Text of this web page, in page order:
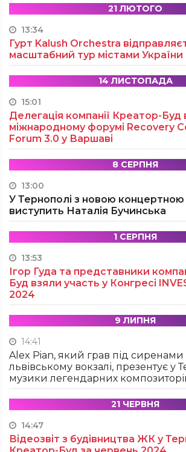
21 ЛЮТОГО
13:34
Гурт Kalush Orchestra
масштабний тур містами України
14 ЛИСТОПАДА
15:01
Делегація компанії Креатор-Буд
міжнародному форумі Recovery
Forum 3.0 у Варшаві
8 СЕРПНЯ
13:00
У Тернополі з новою
виступить Наталія Бучинська
1 СЕРПНЯ
13:53
Ігор Гуда та представники
Буд взяли участь у Конгресі
2024
9 ЛИПНЯ
14:41
Alex Pian, який грав під сиренами
львівському вокзалі, презентує у
музики легендарних
21 ЧЕРВНЯ
14:47
Відеозвіт з будівництва ЖК у